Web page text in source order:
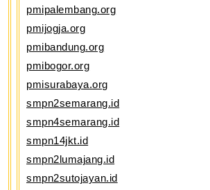
pmipalembang.org
pmijogja.org
pmibandung.org
pmibogor.org
pmisurabaya.org
smpn2semarang.id
smpn4semarang.id
smpn14jkt.id
smpn2lumajang.id
smpn2sutojayan.id